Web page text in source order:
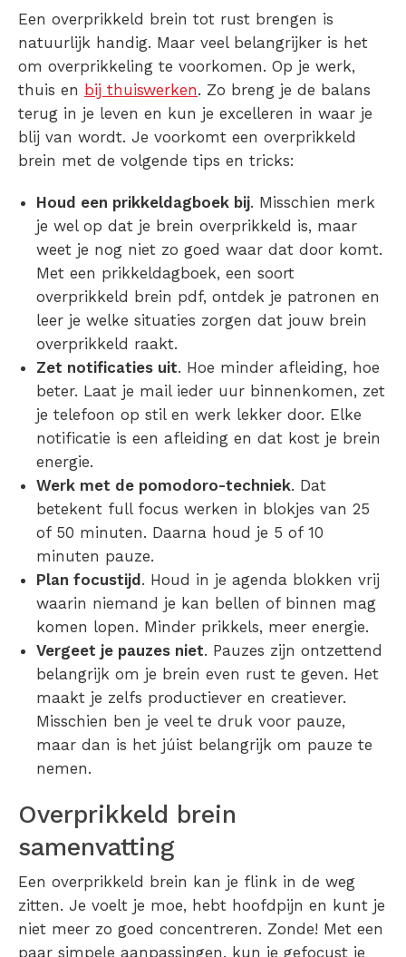
Een overprikkeld brein tot rust brengen is
natuurlijk handig. Maar veel belangrijker is het
om overprikkeling te voorkomen. Op je werk,
thuis en bij thuiswerken. Zo breng je de balans
terug in je leven en kun je excelleren in waar je
blij van wordt. Je voorkomt een overprikkeld
brein met de volgende tips en tricks:
Houd een prikkeldagboek bij. Misschien merk
je wel op dat je brein overprikkeld is, maar
weet je nog niet zo goed waar dat door komt.
Met een prikkeldagboek, een soort
overprikkeld brein pdf, ontdek je patronen en
leer je welke situaties zorgen dat jouw brein
overprikkeld raakt.
Zet notificaties uit. Hoe minder afleiding, hoe
beter. Laat je mail ieder uur binnenkomen, zet
je telefoon op stil en werk lekker door. Elke
notificatie is een afleiding en dat kost je brein
energie.
Werk met de pomodoro-techniek. Dat
betekent full focus werken in blokjes van 25
of 50 minuten. Daarna houd je 5 of 10
minuten pauze.
Plan focustijd. Houd in je agenda blokken vrij
waarin niemand je kan bellen of binnen mag
komen lopen. Minder prikkels, meer energie.
Vergeet je pauzes niet. Pauzes zijn ontzettend
belangrijk om je brein even rust te geven. Het
maakt je zelfs productiever en creatiever.
Misschien ben je veel te druk voor pauze,
maar dan is het júist belangrijk om pauze te
nemen.
Overprikkeld brein
samenvatting
Een overprikkeld brein kan je flink in de weg
zitten. Je voelt je moe, hebt hoofdpijn en kunt je
niet meer zo goed concentreren. Zonde! Met een
paar simpele aanpassingen, kun je gefocust je